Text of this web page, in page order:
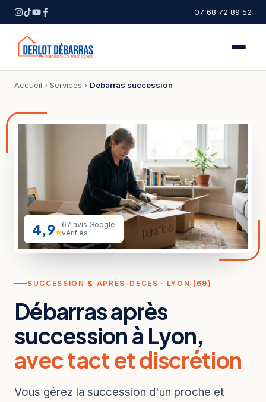
07 68 72 89 52
Accueil › Services › Débarras succession
SUCCESSION & APRÈS-DÉCÈS · LYON (69)
Débarras après
succession à Lyon,
avec tact et discrétion
Vous gérez la succession d'un proche et
4,9★
67 avis Google
vérifiés